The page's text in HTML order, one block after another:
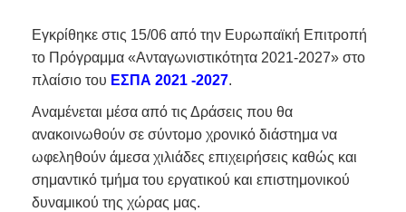
Εγκρίθηκε στις 15/06 από την Ευρωπαϊκή Επιτροπή
το Πρόγραμμα «Ανταγωνιστικότητα 2021-2027» στο
πλαίσιο του ΕΣΠΑ 2021 -2027.
Αναμένεται μέσα από τις Δράσεις που θα
ανακοινωθούν σε σύντομο χρονικό διάστημα να
ωφεληθούν άμεσα χιλιάδες επιχειρήσεις καθώς και
σημαντικό τμήμα του εργατικού και επιστημονικού
δυναμικού της χώρας μας.